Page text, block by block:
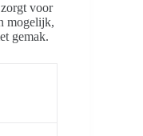
voor
mogelijk,
gemak.